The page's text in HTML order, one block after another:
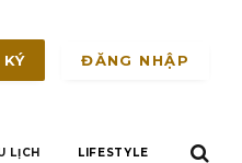
ĐĂNG NHẬP
LỊCH LIFESTYLE